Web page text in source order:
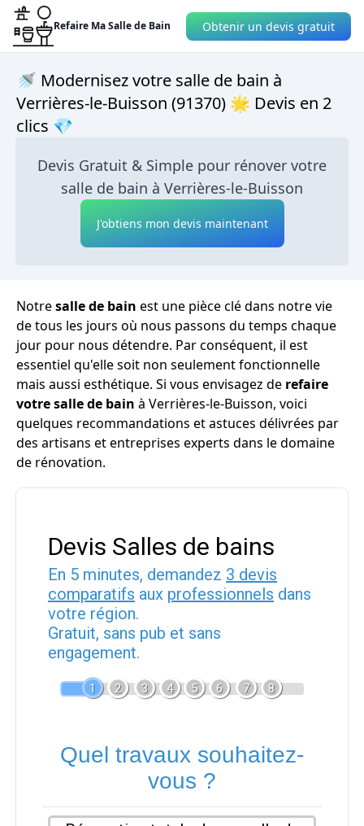
Refaire Ma Salle de Bain Obtenir un devis gratuit
🚿 Modernisez votre salle de bain à
Verrières-le-Buisson (91370) 🌟 Devis en 2
clics 💎
Devis Gratuit & Simple pour rénover votre
salle de bain à Verrières-le-Buisson
J'obtiens mon devis maintenant
Notresalle de bain est une pièce clé dans notre vie
de tous les jours où nous passons du temps chaque
jour pour nous détendre. Par conséquent, il est
essentiel qu'elle soit non seulement fonctionnelle
mais aussi esthétique. Si vous envisagez de refaire
votre salle de bain à Verrières-le-Buisson, voici
quelques recommandations et astuces délivrées par
des artisans et entreprises experts dans le domaine
de rénovation.
Devis Salles de bains
En 5 minutes, demandez 3 devis
comparatifs aux professionnels dans
votre région.
Gratuit, sans pub et sans
engagement.
1 2 3 4 5 6 7 8
Quel travaux souhaitez-
vous ?